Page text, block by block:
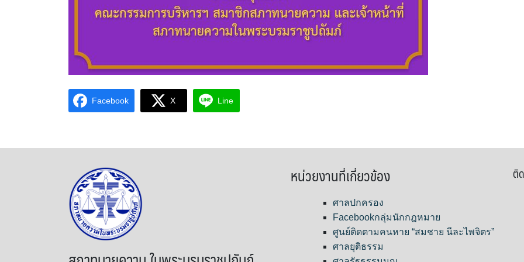
Facebook X Line
หน่วยงานที่เกี่ยวข้อง
ศาลปกครอง
Facebookกลุ่มนักกฎหมาย
ศูนย์ติดตามคนหาย “สมชาย นีละไพจิตร”
ศาลยุติธรรม
ติ